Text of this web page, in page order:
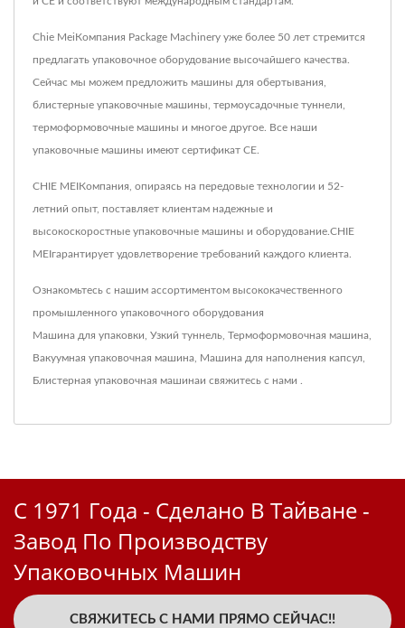
Chie MeiКомпания Package Machinery уже более 50 лет стремится
предлагать упаковочное оборудование высочайшего качества.
Сейчас мы можем предложить машины для обертывания,
блистерные упаковочные машины, термоусадочные туннели,
термоформовочные машины и многое другое. Все наши
упаковочные машины имеют сертификат CE.
CHIE MEIКомпания, опираясь на передовые технологии и 52-
летний опыт, поставляет клиентам надежные и
высокоскоростные упаковочные машины и оборудование.CHIE
MEIгарантирует удовлетворение требований каждого клиента.
Ознакомьтесь с нашим ассортиментом высококачественного
промышленного упаковочного оборудования
Машина для упаковки Узкий туннель Термоформовочная машина
Вакуумная упаковочная машина Машина для наполнения капсул
Блистерная упаковочная машинаи свяжитесь с нами
С 1971 Года - Сделано В Тайване -
Завод По Производству
Упаковочных Машин
СВЯЖИТЕСЬ С НАМИ ПРЯМО СЕЙЧАС!!